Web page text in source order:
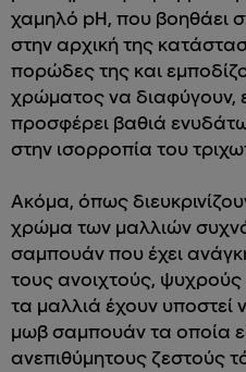
χαμηλό pH, που βοηθάει
στην αρχική της
πορώδες της και
χρώματος να διαφύγουν,
προσφέρει βαθιά
στην ισορροπία του
Ακόμα, όπως
χρώμα των μαλλιών
σαμπουάν που έχει
τους ανοιχτούς,
τα μαλλιά έχουν υποστεί
μωβ σαμπουάν τα οποία
ανεπιθύμητους ζεστούς